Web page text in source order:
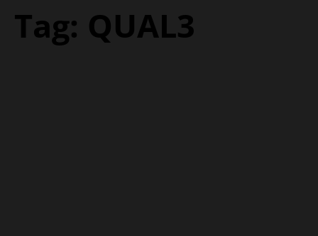
Tag: QUAL3